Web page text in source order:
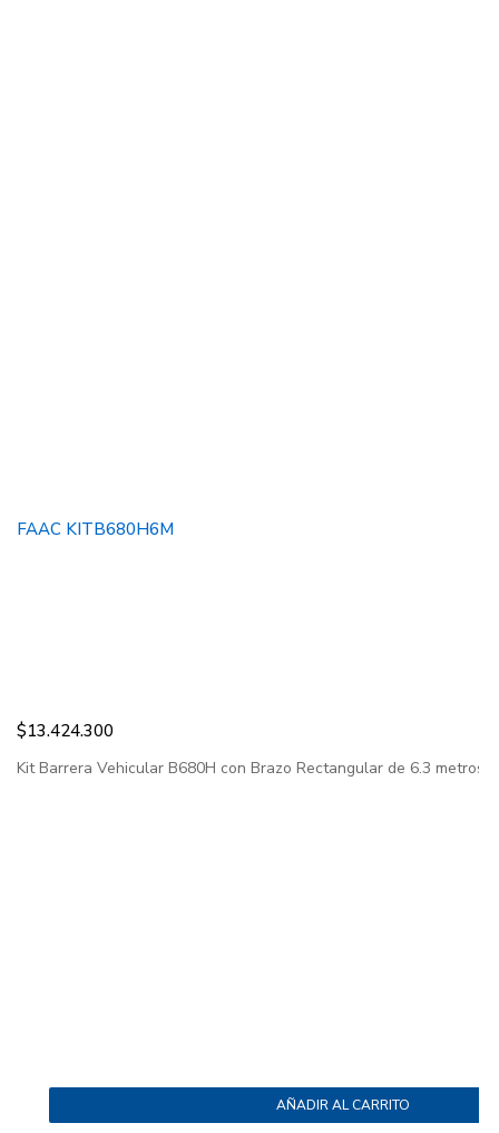
FAAC KITB680H6M
$13.424.300
Kit Barrera Vehicular B680H con Brazo Rectangular de 6.3 metros /
AÑADIR AL CARRITO